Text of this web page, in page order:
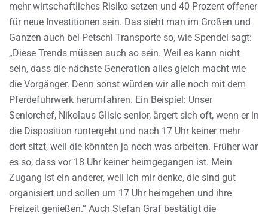
mehr wirtschaftliches Risiko setzen und 40 Prozent offener
für neue Investitionen sein. Das sieht man im Großen und
Ganzen auch bei Petschl Transporte so, wie Spendel sagt:
„Diese Trends müssen auch so sein. Weil es kann nicht
sein, dass die nächste Generation alles gleich macht wie
die Vorgänger. Denn sonst würden wir alle noch mit dem
Pferdefuhrwerk herumfahren. Ein Beispiel: Unser
Seniorchef, Nikolaus Glisic senior, ärgert sich oft, wenn er in
die Disposition runtergeht und nach 17 Uhr keiner mehr
dort sitzt, weil die könnten ja noch was arbeiten. Früher war
es so, dass vor 18 Uhr keiner heimgegangen ist. Mein
Zugang ist ein anderer, weil ich mir denke, die sind gut
organisiert und sollen um 17 Uhr heimgehen und ihre
Freizeit genießen.“ Auch Stefan Graf bestätigt die